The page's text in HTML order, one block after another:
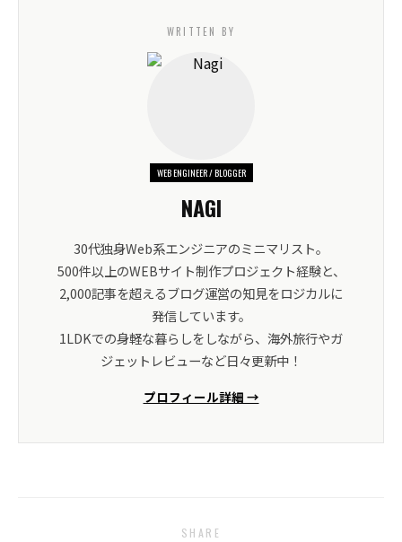
WRITTEN BY
WEB ENGINEER / BLOGGER
NAGI
30代独身Web系エンジニアのミニマリスト。
500件以上のWEBサイト制作プロジェクト経験と、
2,000記事を超えるブログ運営の知見をロジカルに
発信しています。
1LDKでの身軽な暮らしをしながら、海外旅行やガ
ジェットレビューなど日々更新中！
プロフィール詳細 →
SHARE